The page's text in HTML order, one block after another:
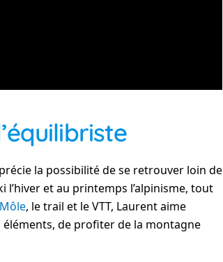
la possibilité de se retrouver loin de
et au printemps l’alpinisme, tout
, le trail et le VTT, Laurent aime
de profiter de la montagne